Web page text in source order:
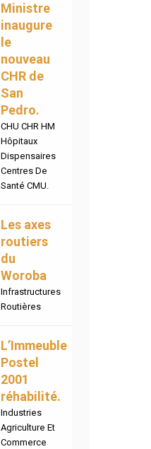
Ministre
inaugure
le
nouveau
CHR de
San
Pedro.
CHU CHR HM
Hôpitaux
Dispensaires
Centres De
Santé CMU.
Les axes
routiers
du
Woroba
Infrastructures
Routières
L’Immeuble
Postel
2001
réhabilité.
Industries
Agriculture Et
Commerce